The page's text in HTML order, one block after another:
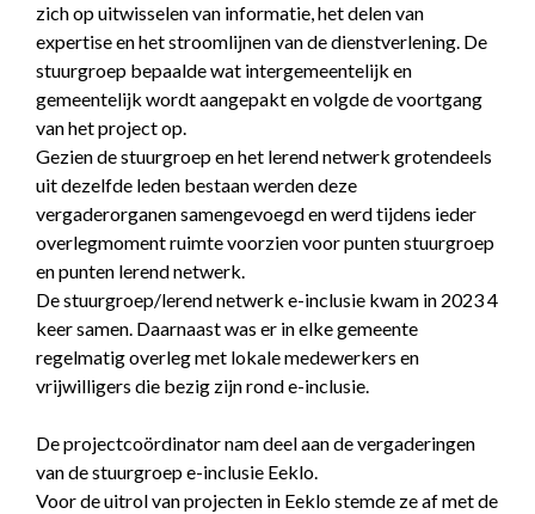
zich op uitwisselen van informatie, het delen van
expertise en het stroomlijnen van de dienstverlening. De
stuurgroep bepaalde wat intergemeentelijk en
gemeentelijk wordt aangepakt en volgde de voortgang
van het project op.
Gezien de stuurgroep en het lerend netwerk grotendeels
uit dezelfde leden bestaan werden deze
vergaderorganen samengevoegd en werd tijdens ieder
overlegmoment ruimte voorzien voor punten stuurgroep
en punten lerend netwerk.
De stuurgroep/lerend netwerk e-inclusie kwam in 2023 4
keer samen. Daarnaast was er in elke gemeente
regelmatig overleg met lokale medewerkers en
vrijwilligers die bezig zijn rond e-inclusie.
De projectcoördinator nam deel aan de vergaderingen
van de stuurgroep e-inclusie Eeklo.
Voor de uitrol van projecten in Eeklo stemde ze af met de